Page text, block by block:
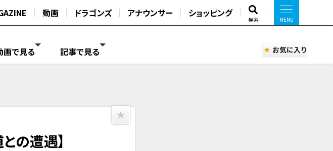
動画 ドラゴンズ アナウンサー ショッピング
検索
画で見る 記事で見る お気に入り
の遭遇】